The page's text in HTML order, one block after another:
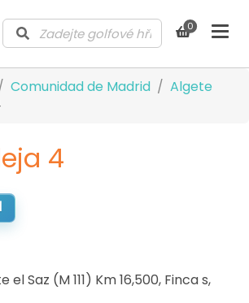
0
Comunidad de Madrid
Algete
4
Saz (M 111) Km 16,500, Finca s,